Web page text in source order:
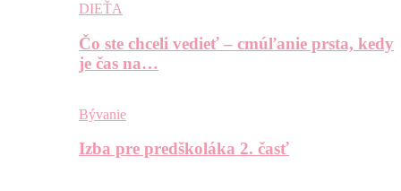
DIEŤA
Čo ste chceli vedieť – cmúľanie prsta, kedy
je čas na…
Bývanie
Izba pre predškoláka 2. časť